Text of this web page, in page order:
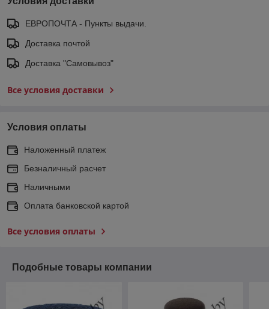
ЕВРОПОЧТА - Пункты выдачи.
Доставка почтой
Доставка "Самовывоз"
Все условия доставки
Условия оплаты
Наложенный платеж
Безналичный расчет
Наличными
Оплата банковской картой
Все условия оплаты
Подобные товары компании